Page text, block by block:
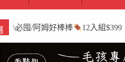
\必囤/阿姆好棒棒 12入組$399